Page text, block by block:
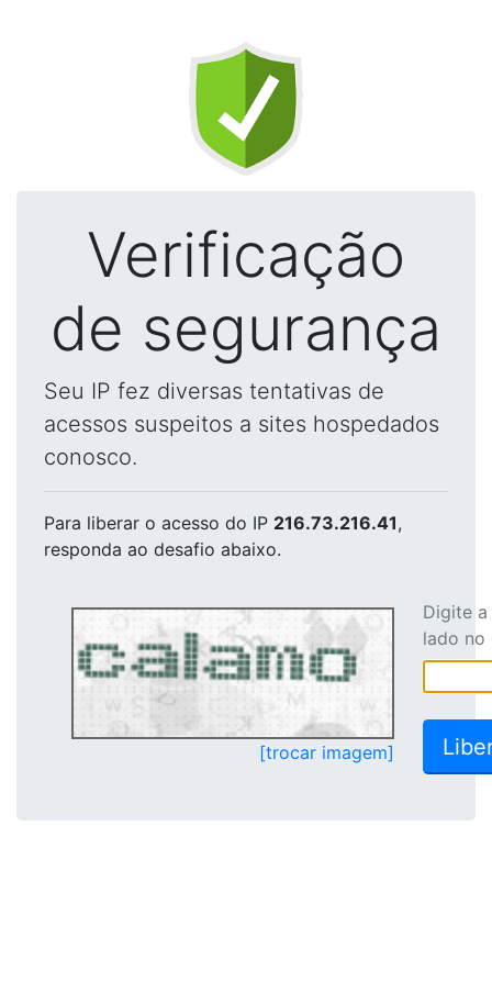
Verificação
de segurança
Seu IP fez diversas tentativas de
acessos suspeitos a sites hospedados
conosco.
Para liberar o acesso do IP 216.73.216.41,
responda ao desafio abaixo.
[trocar imagem]
Digite
lado no